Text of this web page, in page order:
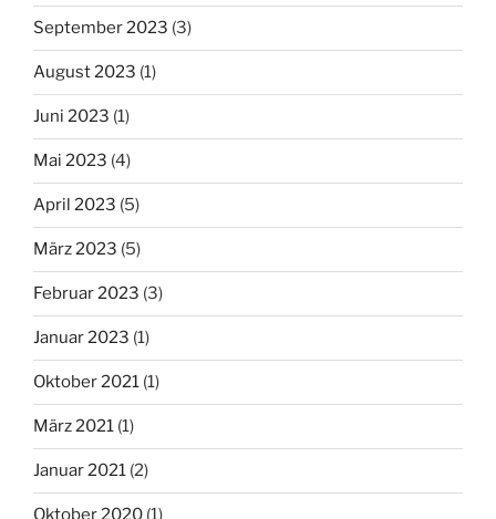
September 2023 (3)
August 2023 (1)
Juni 2023 (1)
Mai 2023 (4)
April 2023 (5)
März 2023 (5)
Februar 2023 (3)
Januar 2023 (1)
Oktober 2021 (1)
März 2021 (1)
Januar 2021 (2)
Oktober 2020 (1)